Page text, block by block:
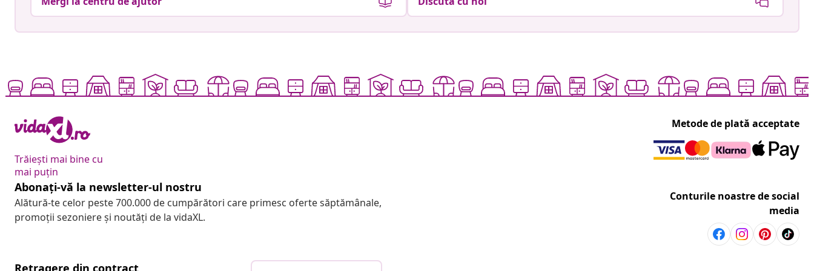
Trăiești mai bine cu
mai puțin
Metode de plată acceptate
Abonați-vă la newsletter-ul nostru
Alătură-te celor peste 700.000 de cumpărători care primesc oferte săptămânale,
promoții sezoniere și noutăți de la vidaXL.
Conturile noastre de social
media